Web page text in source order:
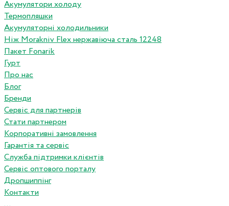
Акумулятори холоду
Термопляшки
Акумуляторні холодильники
Ніж Morakniv Flex нержавіюча сталь 12248
Пакет Fonarik
Гурт
Про нас
Блог
Бренди
Сервіс для партнерів
Стати партнером
Корпоративні замовлення
Гарантія та сервіс
Служба підтримки клієнтів
Сервіс оптового порталу
Дропшиппінг
Контакти